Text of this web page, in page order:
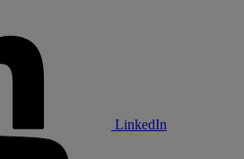
LinkedIn